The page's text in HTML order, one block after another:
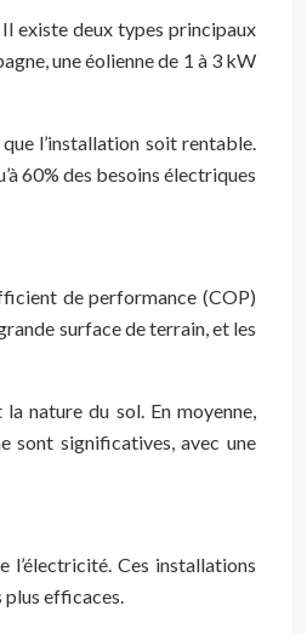
existe deux types principaux
une éolienne de 1 à 3 kW
l’installation soit rentable.
60% des besoins électriques
de performance (COP)
surface de terrain, et les
nature du sol. En moyenne,
sont significatives, avec une
l’électricité. Ces installations
plus efficaces.